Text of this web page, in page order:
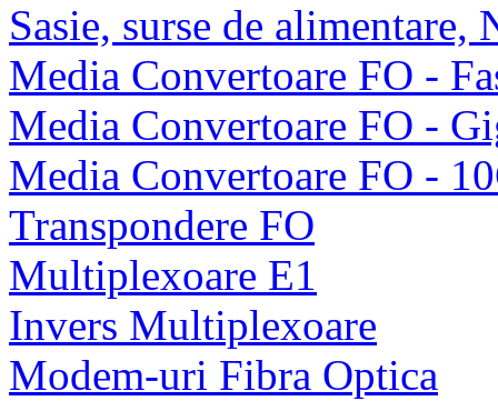
Sasie, surse de alimentare,
Media Convertoare FO -
Media Convertoare FO -
Media Convertoare FO -
Transpondere FO
Multiplexoare E1
Invers Multiplexoare
Modem-uri Fibra Optica